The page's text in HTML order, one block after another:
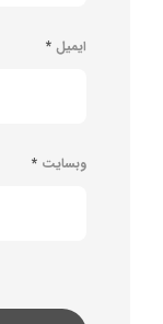
ایمیل *
وبسایت *